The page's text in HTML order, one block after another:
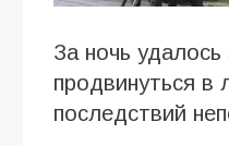
За ночь удалось
продвинуться в
последствий